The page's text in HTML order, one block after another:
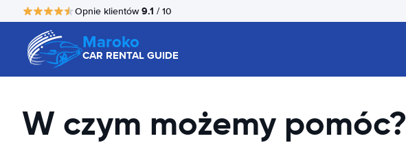
Opnie klientów9.1 / 10
Maroko
CAR RENTAL GUIDE
W czym możemy pomóc?